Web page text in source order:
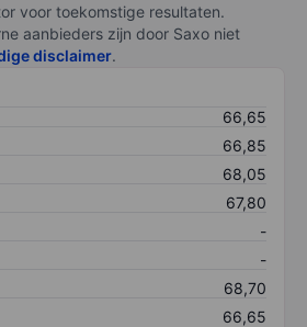
voor toekomstige resultaten.
aanbieders zijn door Saxo niet
disclaimer.
66,65
66,85
68,05
67,80
-
-
68,70
66,65